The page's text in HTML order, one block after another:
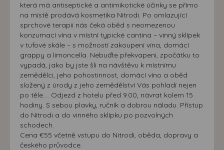
která má antiseptické a antimikotické účinky se přímo
na místě prodává kosmetika Nitrodi. Po omlazující
sprchové terapii nás čeká oběd s neomezenou
konzumací vína v místní typické cantina – vinný sklípek
v tufové skále – s možností zakoupení vína, domácí
grappy a limoncella. Nebuďte překvapeni, zpočátku to
vypadá, jako by jste šli na návštěvu k místnímu
zemědělci, jeho pohostinnost, domácí víno a oběd
složený z úrody z jeho zemědělství Vás pohladí nejen
po těle.... Odjezd z hotelu před 9.00, návrat kolem 15
hodiny. S sebou plavky, ručník a dobrou náladu. Přístup
do Nitrodi a do vinného sklípku po pozvolných
schodech.
Cena €55 včetně vstupu do Nitrodi, oběda, dopravy a
českého průvodce.